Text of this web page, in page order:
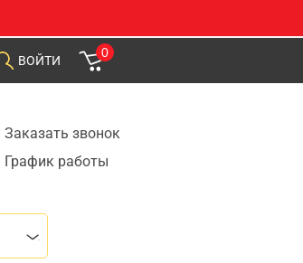
ВОЙТИ
0
Заказать звонок
График работы